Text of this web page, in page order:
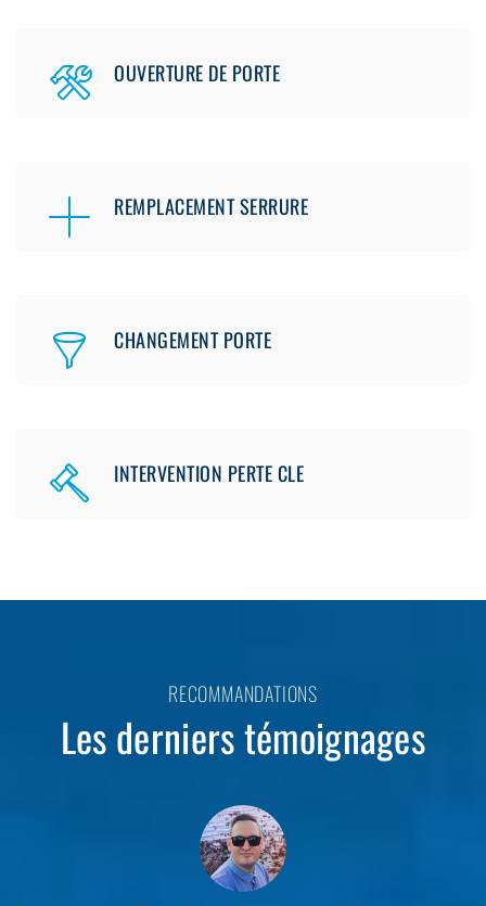
OUVERTURE DE PORTE
REMPLACEMENT SERRURE
CHANGEMENT PORTE
INTERVENTION PERTE CLE
RECOMMANDATIONS
Les derniers témoignages